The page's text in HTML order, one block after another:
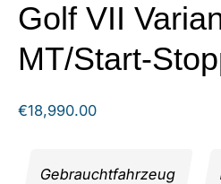
Golf VII
MT/Start-
€18,990.00
Gebrauchtfahrzeug